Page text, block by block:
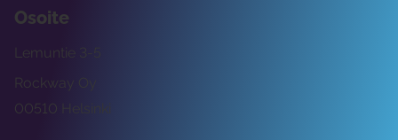
Osoite
Rockway Oy
Lemuntie 3-5
00510 Helsinki